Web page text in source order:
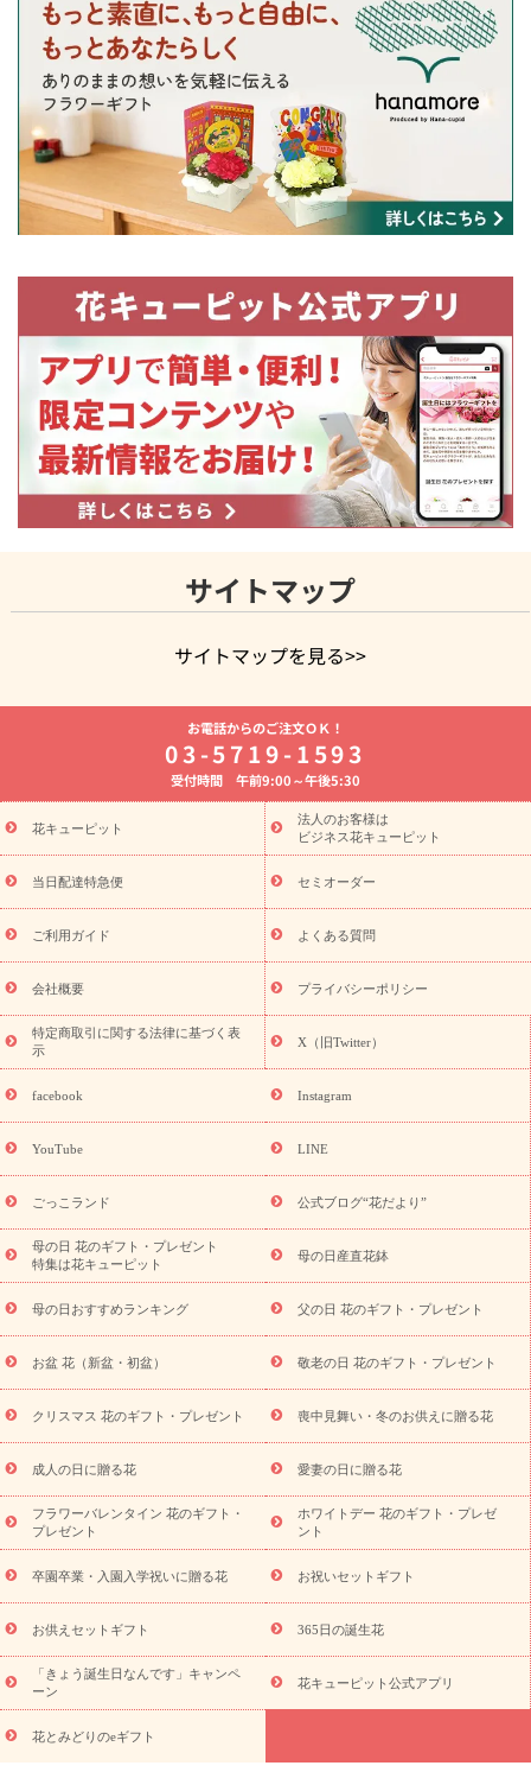
サイトマップ
サイトマップを見る>>
よく贈られる花
お祝いの花特集
誕生日フラワーギフト特集
8月の誕生花(トルコキキョウ)
開店・開業祝い
お供え・お悔やみ お供え・お悔やみの花
通夜・葬儀に贈る花 胡蝶蘭・花鉢
ーブドフラワー
季節のイベント
ひまわり ギフト・プレゼント
特集
お盆 花（新盆・初盆） 季節のイベント
お盆 花（新
盆・初盆）
お盆 花（新盆・初盆）
お盆・お供え 花とセットギ
フト
お盆・お供え プリザーブドフラワー
ひまわり ギフト・プ
レゼント特集
夏の花贈り・お中元・暑中見舞い 花のギフト特集
敬老の日におくる花ギフト・プレゼント特集
花ギフト・プレゼント特集
敬老の日 花のおすすめランキング
敬
老の日 花鉢植えのギフト・プレゼント特集
敬老の日 花とセットギ
フト・プレゼント特集
敬老の日の花 全てのギフト一覧
キャン
ペーン
映画『ウォーターガーディアンズ』コラボキャンペーン
「きょう誕生日なんです」キャンペーン
誕生日の花を探す
誕生日フラワーギフト 誕生日フラワーギフト特集
(トルコキキョウ)
9月の誕生花(リンドウ)
ら探す
お祝いの花特集 当日配達特急便 お祝い商品一覧
念日
結婚祝い 出産祝い 退院祝い・快気祝い
寿祝い
プチギフト ペットのお祝いフラワー
供え・お悔やみ商品一覧
お供え・お悔やみの花
四十九日法要以
お供え プリザーブドフラワー
ペットのお供えフラワー
お盆（新
盆・初盆）
その他 お祝い返し お見舞い
お取り寄せギフト
ビジネス用
ご自宅用 観葉植物 ミディ胡蝶蘭
プリザーブ
ドフラワー
スタイルから探す アレンジメント 花束
スタ
ンド花
お祝い お供え・お悔やみ 胡蝶蘭 胡蝶蘭・花鉢
ディ胡蝶蘭・お祝い
ミディ胡蝶蘭・お供え
世界初の青色胡蝶蘭
観葉植物
観葉植物 産直多肉植物
プリザーブドフラワー
お祝い
お供え・お悔やみ 花とセットギフト
セミオーダー
プチギフト（hanamore -ハナモア-）
花とみどりのeギフト
キューピットのeGfit
カラー ピンク イエローオレンジ
レッ
ド
お花の種類 トルコキキョウ
お祝い お祝い・3000円～ お祝い・4000円～
お祝い・
5000円～
お祝い・7000円～ お祝い・ 10000円～
お供え・お
悔やみ
円～
お供え・お悔やみ・
読み物
お電話からのご注文ＯＫ！
03-5719-1593
受付時間 午前9:00～午後5:30
花キューピット
法人のお客様は
ビジネス花キューピット
当日配達特急便 セミオーダー
ご利用ガイド よくある質問
会社概要 プライバシーポリシー
特定商取引に関する法律に基づく表
示
X（旧Twitter）
facebook Instagram
YouTube LINE
ごっこランド 公式ブログ“花だより”
母の日 花のギフト・プレゼント
特集は花キューピット
母の日産直花鉢
母の日おすすめランキング 父の日 花のギフト・プレゼント
お盆 花（新盆・初盆） 敬老の日 花のギフト・プレゼント
クリスマス 花のギフト・プレゼント 喪中見舞い・冬のお供えに贈る花
成人の日に贈る花 愛妻の日に贈る花
フラワーバレンタイン 花のギフト・
プレゼント
ホワイトデー 花のギフト・プレゼ
ント
卒園卒業・入園入学祝いに贈る花 お祝いセットギフト
お供えセットギフト 365日の誕生花
「きょう誕生日なんです」キャンペ
ーン
花キューピット公式アプリ
花とみどりのeギフト